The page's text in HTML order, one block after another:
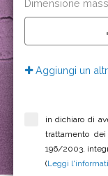
Dimensione
Aggiungi un
in dichiaro di
trattamento
196/2003,
(Leggi